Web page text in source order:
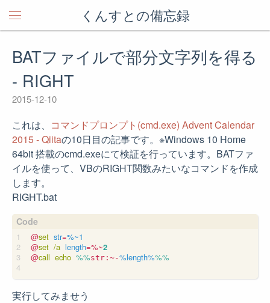
くんすとの備忘録
BATファイルで部分文字列を得る
- RIGHT
2015-12-10
これは、 コマンドプロンプト(cmd.exe) Advent Calendar
2015 - Qiitaの10日目の記事です。※Windows 10 Home
64bit 搭載のcmd.exeにて検証を行っています。BATファ
イルを使って、VBのRIGHT関数みたいなコマンドを作成
します。
RIGHT.bat
@set str=%~1
@set /a length=%~2
@call echo %%str:~-%length%%%
実行してみませう